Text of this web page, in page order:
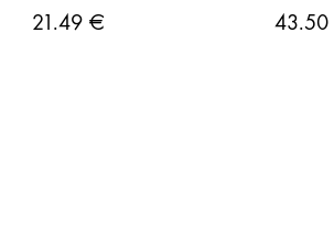
21.49 € 43.50